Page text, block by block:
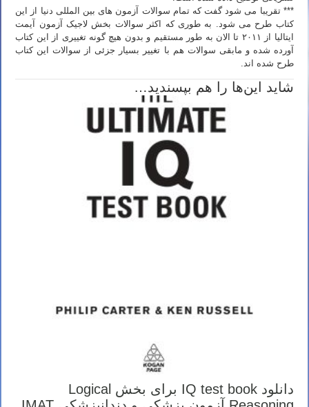
*** تقریبا می شود گفت که تمام سوالات آزمون های بین المللی دنیا از این
کتاب طرح می شود. به طوری که اکثر سوالات بخش لاجیک آزمون آیمت
ایتالیا از ۲۰۱۱ تا الان به طور مستقیم و بدون هیچ گونه تغییری از این کتاب
آورده شده و مابقی سوالات هم با تغییر بسیار جزئی از سوالات این کتاب
طرح شده اند.
شاید این‌ها را هم بپسندید…
دانلود IQ test book برای بخش Logical